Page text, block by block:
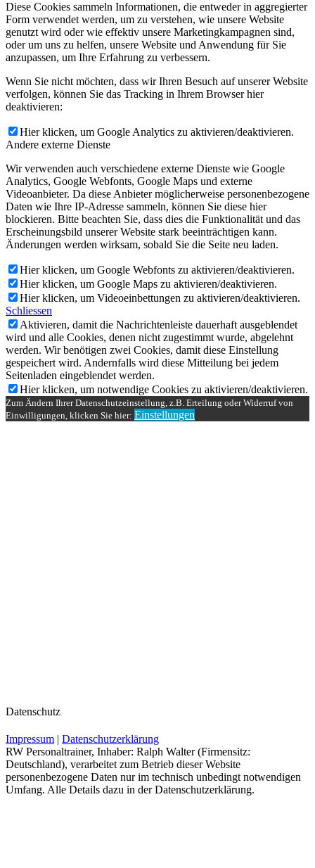
Diese Cookies sammeln Informationen, die entweder in aggregierter
Form verwendet werden, um zu verstehen, wie unsere Website
genutzt wird oder wie effektiv unsere Marketingkampagnen sind,
oder um uns zu helfen, unsere Website und Anwendung für Sie
anzupassen, um Ihre Erfahrung zu verbessern.
Wenn Sie nicht möchten, dass wir Ihren Besuch auf unserer Website
verfolgen, können Sie das Tracking in Ihrem Browser hier
deaktivieren:
Hier klicken, um Google Analytics zu aktivieren/deaktivieren.
Andere externe Dienste
Wir verwenden auch verschiedene externe Dienste wie Google
Analytics, Google Webfonts, Google Maps und externe
Videoanbieter. Da diese Anbieter möglicherweise personenbezogene
Daten wie Ihre IP-Adresse sammeln, können Sie diese hier
blockieren. Bitte beachten Sie, dass dies die Funktionalität und das
Erscheinungsbild unserer Website stark beeinträchtigen kann.
Änderungen werden wirksam, sobald Sie die Seite neu laden.
Hier klicken, um Google Webfonts zu aktivieren/deaktivieren.
Hier klicken, um Google Maps zu aktivieren/deaktivieren.
Hier klicken, um Videoeinbettungen zu aktivieren/deaktivieren.
Schliessen
Aktivieren, damit die Nachrichtenleiste dauerhaft ausgeblendet
wird und alle Cookies, denen nicht zugestimmt wurde, abgelehnt
werden. Wir benötigen zwei Cookies, damit diese Einstellung
gespeichert wird. Andernfalls wird diese Mitteilung bei jedem
Seitenladen eingeblendet werden.
Hier klicken, um notwendige Cookies zu aktivieren/deaktivieren.
Zum Ändern Ihrer Datenschutzeinstellung, z.B. Erteilung oder Widerruf von
Einwilligungen, klicken Sie hier: Einstellungen
Datenschutz
Impressum | Datenschutzerklärung
RW Personaltrainer, Inhaber: Ralph Walter (Firmensitz:
Deutschland), verarbeitet zum Betrieb dieser Website
personenbezogene Daten nur im technisch unbedingt notwendigen
Umfang. Alle Details dazu in der Datenschutzerklärung.